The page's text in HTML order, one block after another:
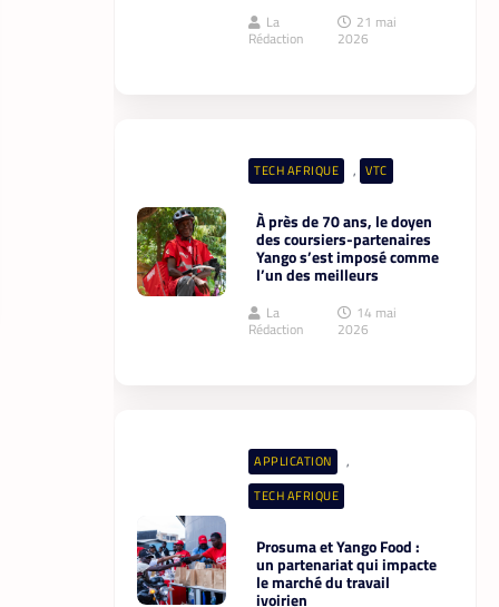
La
Rédaction
21 mai
2026
TECH AFRIQUE , VTC
À près de 70 ans, le doyen
des coursiers-partenaires
Yango s’est imposé comme
l’un des meilleurs
La
Rédaction
14 mai
2026
APPLICATION ,
TECH AFRIQUE
Prosuma et Yango Food :
un partenariat qui impacte
le marché du travail
ivoirien